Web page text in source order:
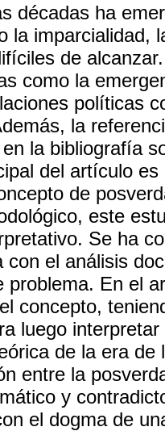
décadas ha
la imparcialidad,
de
como la
políticas
la
la bibliografía
del artículo
de
este
Se ha
con el análisis
problema. En el
concepto,
luego
de la era
entre la
y
el dogma de